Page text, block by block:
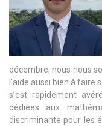
décembre, nous nous
l’aide aussi bien à faire
s’est rapidement
dédiées aux
discriminante pour les